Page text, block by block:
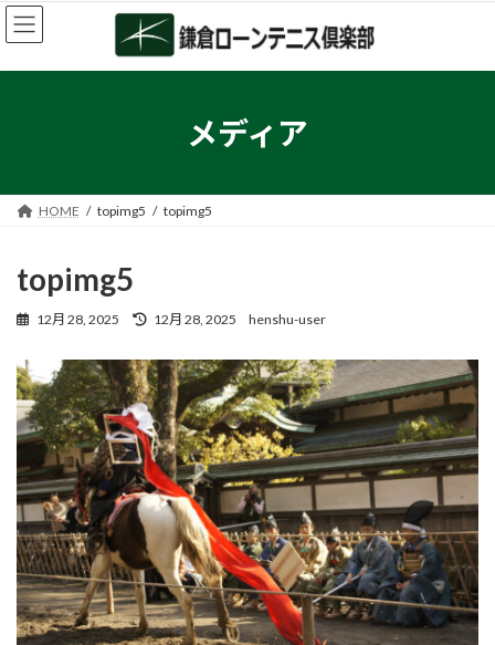
コ
ン
ン
ナ
ビ
ー
メディア
HOME topimg5 topimg5
topimg5
12月 28, 2025
最
更
新
日
時
:
12月 28, 2025 henshu-user